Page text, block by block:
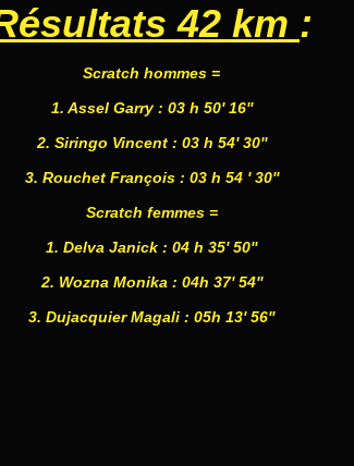
42 km :
Scratch hommes =
1. Assel Garry : 03 h 50' 16''
2. Siringo Vincent : 03 h 54' 30''
3. Rouchet François : 03 h 54 ' 30''
Scratch femmes =
1. Delva Janick : 04 h 35' 50''
2. Wozna Monika : 04h 37' 54''
3. Dujacquier Magali : 05h 13' 56''